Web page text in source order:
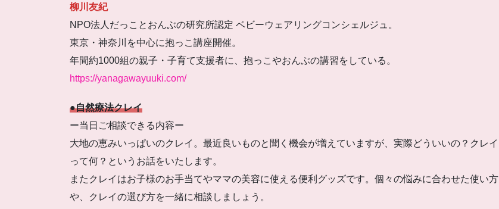
柳川友紀
NPO法人だっことおんぶの研究所認定 ベビーウェアリングコンシェルジュ。
東京・神奈川を中心に抱っこ講座開催。
年間約1000組の親子・子育て支援者に、抱っこやおんぶの講習をしている。
https://yanagawayuuki.com/
●自然療法クレイ
ー当日ご相談できる内容ー
大地の恵みいっぱいのクレイ。最近良いものと聞く機会が増えていますが、実際どういいの？クレイ
って何？というお話をいたします。
またクレイはお子様のお手当てやママの美容に使える便利グッズです。個々の悩みに合わせた使い方
や、クレイの選び方を一緒に相談しましょう。